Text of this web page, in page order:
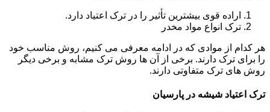
اراده قوی بیشترین تأثیر را در ترک اعتیاد دارد.
ترک انواع مواد مخدر
هر کدام از موادی که در ادامه معرفی می کنیم، روش مناسب خود
را برای ترک دارند. برخی از آن ها روش ترک مشابه و برخی دیگر
روش های ترک متفاوتی دارند.
ترک اعتیاد شیشه در پارسیان